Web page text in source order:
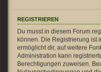
REGISTRIEREN
Du musst in diesem Forum
können. Die Registrierung ist
ermöglicht dir, auf weitere
Administration kann
Berechtigungen zuweisen.